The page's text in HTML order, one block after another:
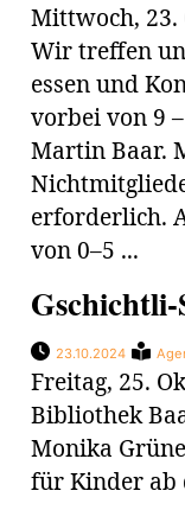
Mittwoch, 23.
Wir treffen
essen und
vorbei von 9
Martin Baar.
erforderlich.
von 0–5 ...
23.10.2024
Freitag, 25.
Bibliothek
Monika
für Kinder ab